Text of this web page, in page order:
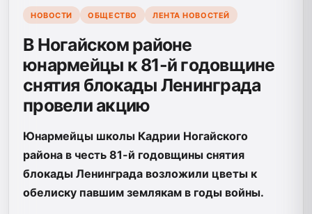
НОВОСТИ ОБЩЕСТВО ЛЕНТА НОВОСТЕЙ
В Ногайском районе
юнармейцы к 81-й годовщине
снятия блокады Ленинграда
провели акцию
Юнармейцы школы Кадрии Ногайского
района в честь 81-й годовщины снятия
блокады Ленинграда возложили цветы к
обелиску павшим землякам в годы войны.